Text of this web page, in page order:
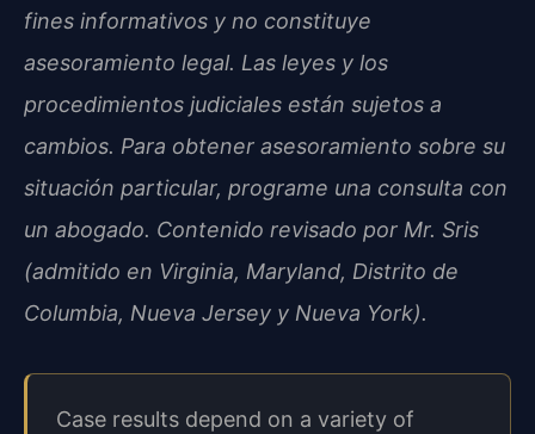
fines informativos y no constituye
asesoramiento legal. Las leyes y los
procedimientos judiciales están sujetos a
cambios. Para obtener asesoramiento sobre su
situación particular, programe una consulta con
un abogado. Contenido revisado por Mr. Sris
(admitido en Virginia, Maryland, Distrito de
Columbia, Nueva Jersey y Nueva York).
Case results depend on a variety of